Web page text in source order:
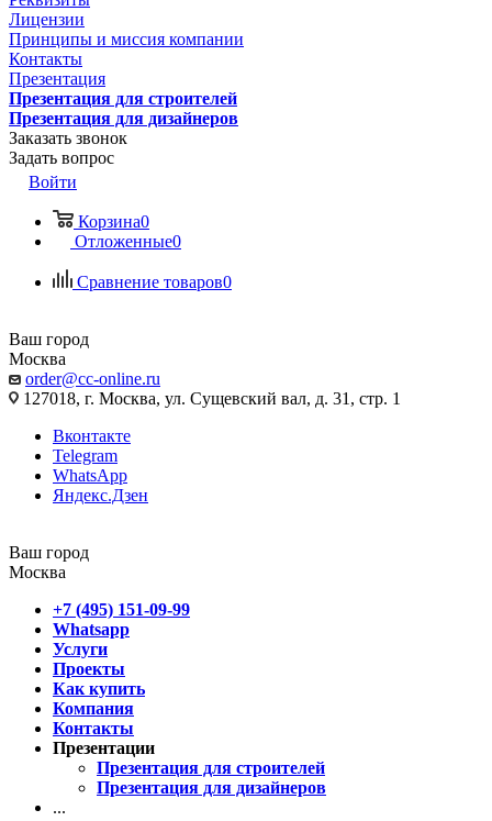
Лицензии
Принципы и миссия компании
Контакты
Презентация
Презентация для строителей
Презентация для дизайнеров
Заказать звонок
Задать вопрос
Войти
Корзина0
Отложенные0
Сравнение товаров0
Ваш город
Москва
order@cc-online.ru
127018, г. Москва, ул. Сущевский вал, д. 31, стр. 1
Вконтакте
Telegram
WhatsApp
Яндекс.Дзен
Ваш город
Москва
+7 (495) 151-09-99
Whatsapp
Услуги
Проекты
Как купить
Компания
Контакты
Презентации
Презентация для строителей
Презентация для дизайнеров
...